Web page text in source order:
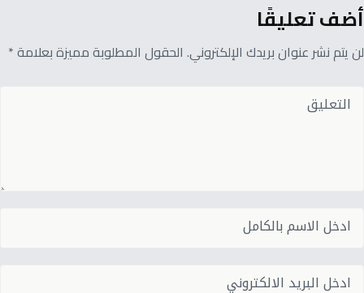
أضف تعليقًا
لن يتم نشر عنوان بريدك الإلكتروني. الحقول المطلوبة مميزة بعلامة *